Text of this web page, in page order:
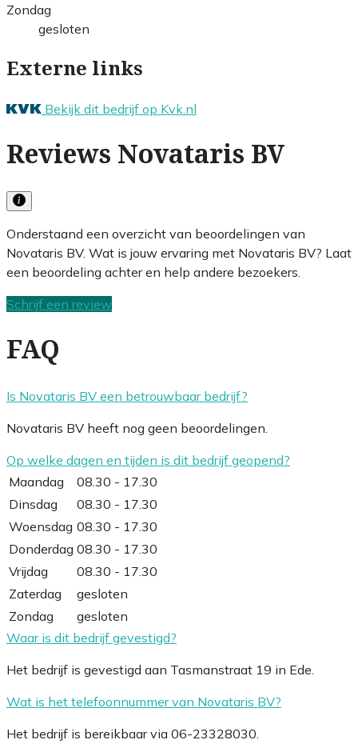
Zondag
gesloten
Externe links
Bekijk dit bedrijf op Kvk.nl
Reviews Novataris BV
Onderstaand een overzicht van beoordelingen van
Novataris BV. Wat is jouw ervaring met Novataris BV? Laat
een beoordeling achter en help andere bezoekers.
Schrijf een review
FAQ
Is Novataris BV een betrouwbaar bedrijf?
Novataris BV heeft nog geen beoordelingen.
Op welke dagen en tijden is dit bedrijf geopend?
Maandag
08.30 - 17.30
Dinsdag
08.30 - 17.30
Woensdag 08.30 - 17.30
Donderdag 08.30 - 17.30
Vrijdag
08.30 - 17.30
Zaterdag
gesloten
Zondag
gesloten
Waar is dit bedrijf gevestigd?
Het bedrijf is gevestigd aan Tasmanstraat 19 in Ede.
Wat is het telefoonnummer van Novataris BV?
Het bedrijf is bereikbaar via 06-23328030.